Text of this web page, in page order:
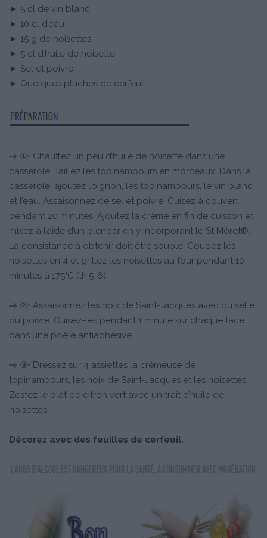
► 5 cl de vin blanc
► 10 cl d’eau
► 15 g de noisettes
► 5 cl d’huile de noisette
► Sel et poivre
► Quelques pluches de cerfeuil
①• Chauffez un peu d’huile de noisette dans une
casserole. Taillez les topinambours en morceaux. Dans la
casserole, ajoutez l’oignon, les topinambours, le vin blanc
et l’eau. Assaisonnez de sel et poivre. Cuisez à couvert
pendant 20 minutes. Ajoutez la crème en fin de cuisson et
mixez à l’aide d’un blender en y incorporant le St Môret®.
La consistance à obtenir doit être souple. Coupez les
noisettes en 4 et grillez les noisettes au four pendant 10
minutes à 175°C (th.5-6).
②• Assaisonnez les noix de Saint-Jacques avec du sel et
du poivre. Cuisez-les pendant 1 minute sur chaque face
dans une poêle antiadhésive.
③• Dressez sur 4 assiettes la crémeuse de
topinambours, les noix de Saint-Jacques et les noisettes.
Zestez le plat de citron vert avec un trait d’huile de
noisettes.
Décorez avec des feuilles de cerfeuil.